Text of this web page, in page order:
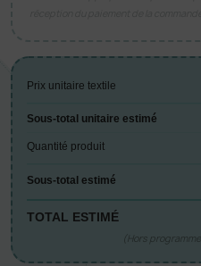
Prix unitaire textile
Sous-total unitaire estimé
Quantité produit
Sous-total estimé
TOTAL ESTIMÉ
(Hors